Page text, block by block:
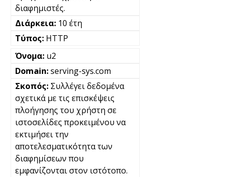
διαφημιστές.
10 έτη
HTTP
u2
serving-sys.com
Συλλέγει δεδομένα
σχετικά με τις επισκέψεις
πλοήγησης του χρήστη σε
ιστοσελίδες προκειμένου να
εκτιμήσει την
αποτελεσματικότητα των
διαφημίσεων που
εμφανίζονται στον ιστότοπο.